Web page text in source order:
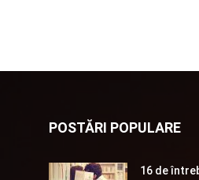
POSTĂRI POPULARE
16 de